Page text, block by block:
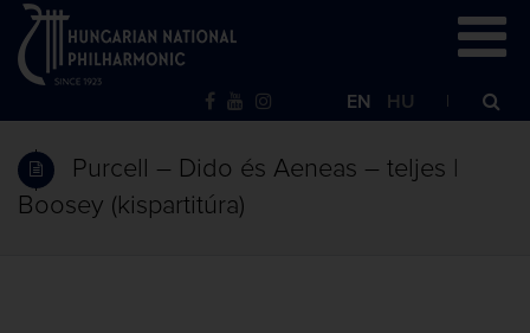
EN HU
Purcell – Dido és Aeneas – teljes |
Boosey (kispartitúra)